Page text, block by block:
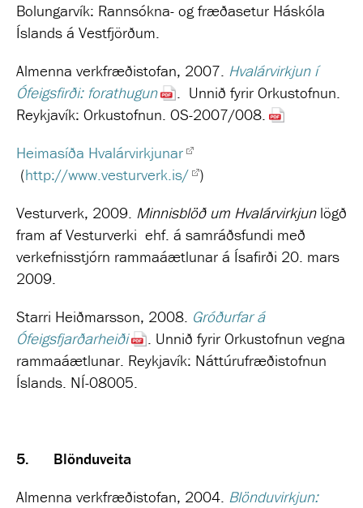
Bolungarvík: Rannsókna- og fræðasetur Háskóla
Íslands á Vestfjörðum.
Almenna verkfræðistofan, 2007. Hvalárvirkjun í
Ófeigsfirði: forathugun
. Unnið fyrir Orkustofnun.
Reykjavík: Orkustofnun. OS-2007/008.
Heimasíða Hvalárvirkjunar
(http://www.vesturverk.is/ )
Vesturverk, 2009. Minnisblöð um Hvalárvirkjun lögð
fram af Vesturverki ehf. á samráðsfundi með
verkefnisstjórn rammaáætlunar á Ísafirði 20. mars
2009.
Starri Heiðmarsson, 2008. Gróðurfar á
Ófeigsfjarðarheiði
. Unnið fyrir Orkustofnun vegna
rammaáætlunar. Reykjavík: Náttúrufræðistofnun
Íslands. NÍ-08005.
5.
Blönduveita
Almenna verkfræðistofan, 2004. Blönduvirkjun: